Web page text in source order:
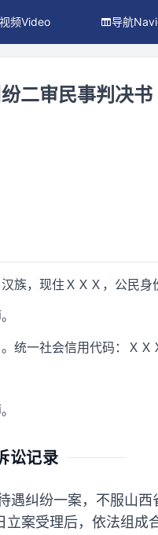
频Video 导航
二审民事判决书
族，现住ＸＸＸ，公民身
统一社会信用代码：ＸＸ
讼记录
遇纠纷一案，不服山
案受理后，依法组成